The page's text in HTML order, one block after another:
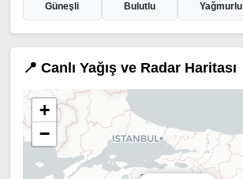
Güneşli Bulutlu Yağmurlu
📍 Canlı Yağış ve Radar Haritası
+
−